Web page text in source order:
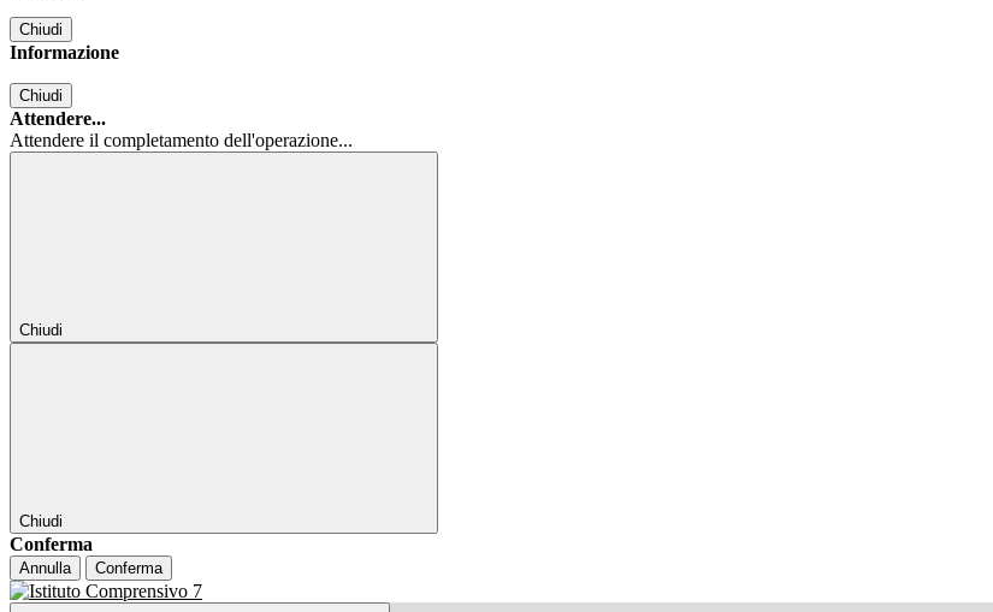
Chiudi
Informazione
Chiudi
Attendere...
Attendere il completamento dell'operazione...
Chiudi
Chiudi
Conferma
Annulla Conferma